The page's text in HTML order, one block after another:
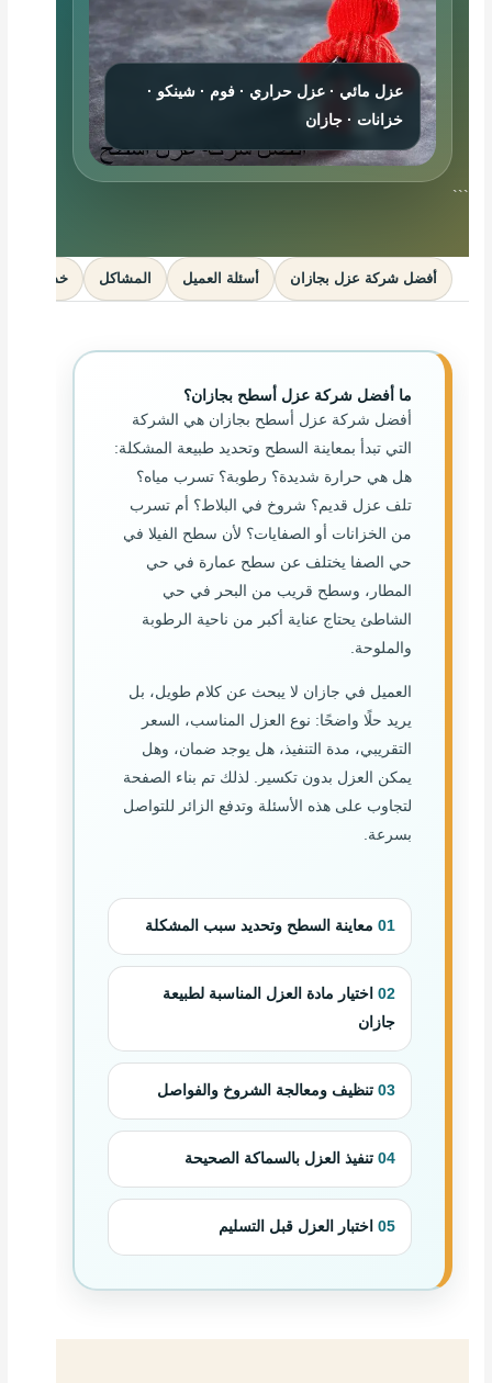
عزل مائي · عزل حراري · فوم · شينكو ·
خزانات · جازان
```
أفضل شركة عزل بجازان أسئلة العميل المشاكل خدمات
ما أفضل شركة عزل أسطح بجازان؟
أفضل شركة عزل أسطح بجازان هي الشركة
التي تبدأ بمعاينة السطح وتحديد طبيعة المشكلة:
هل هي حرارة شديدة؟ رطوبة؟ تسرب مياه؟
تلف عزل قديم؟ شروخ في البلاط؟ أم تسرب
من الخزانات أو الصفايات؟ لأن سطح الفيلا في
حي الصفا يختلف عن سطح عمارة في حي
المطار، وسطح قريب من البحر في حي
الشاطئ يحتاج عناية أكبر من ناحية الرطوبة
والملوحة.
العميل في جازان لا يبحث عن كلام طويل، بل
يريد حلًا واضحًا: نوع العزل المناسب، السعر
التقريبي، مدة التنفيذ، هل يوجد ضمان، وهل
يمكن العزل بدون تكسير. لذلك تم بناء الصفحة
لتجاوب على هذه الأسئلة وتدفع الزائر للتواصل
بسرعة.
01 معاينة السطح وتحديد سبب المشكلة
02 اختيار مادة العزل المناسبة لطبيعة
جازان
03 تنظيف ومعالجة الشروخ والفواصل
04 تنفيذ العزل بالسماكة الصحيحة
05 اختبار العزل قبل التسليم